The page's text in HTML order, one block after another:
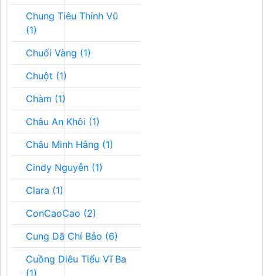
Chung Tiêu Thính Vũ
(1)
Chuối Vàng (1)
Chuột (1)
Chàm (1)
Châu An Khôi (1)
Châu Minh Hằng (1)
Cindy Nguyễn (1)
Clara (1)
ConCaoCao (2)
Cung Dã Chí Bảo (6)
Cuồng Diêu Tiểu Vĩ Ba
(1)